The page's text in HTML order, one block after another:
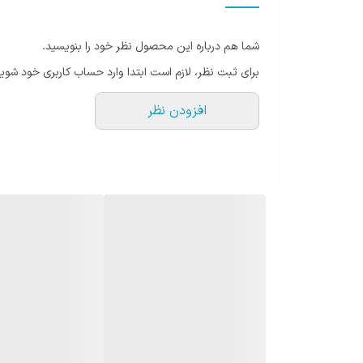
اندروید باکس تسکو مدل Tab 100 Plus، شما با هزینه کم می‌توانید تلویزیونتان را به تلویزیون هوشمند تبدیل کنید.
شما هم درباره این محصول نظر خود را بنویسید.
برای ثبت نظر، لازم است ابتدا وارد حساب کاربری خود
افزودن نظر